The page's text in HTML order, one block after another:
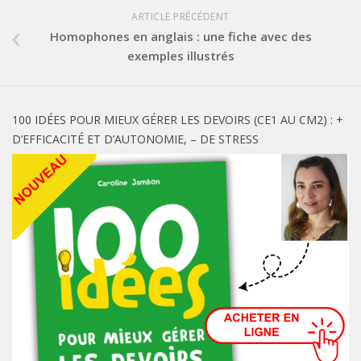
ARTICLE PRÉCÉDENT
Homophones en anglais : une fiche avec des
exemples illustrés
100 IDÉES POUR MIEUX GÉRER LES DEVOIRS (CE1 AU CM2) : +
D’EFFICACITÉ ET D’AUTONOMIE, – DE STRESS